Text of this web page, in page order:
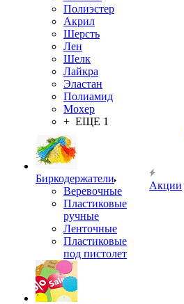
Полиэстер
Акрил
Шерсть
Лен
Шелк
Лайкра
Эластан
Полиамид
Мохер
+ ЕЩЕ 1
Биркодержатели
Веревочные
Пластиковые
ручные
Ленточные
Пластиковые
под пистолет
Акции